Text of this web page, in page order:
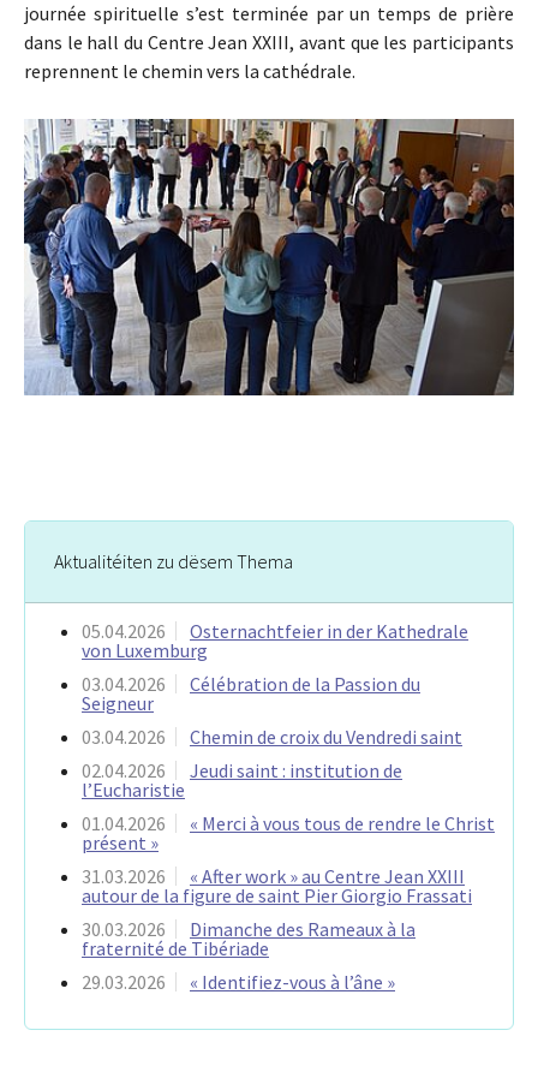
journée spirituelle s’est terminée par un temps de prière
dans le hall du Centre Jean XXIII, avant que les participants
reprennent le chemin vers la cathédrale.
Show larger version
Aktualitéiten zu dësem Thema
05.04.2026
Osternachtfeier in der Kathedrale
von Luxemburg
03.04.2026
Célébration de la Passion du
Seigneur
03.04.2026
Chemin de croix du Vendredi saint
02.04.2026
Jeudi saint : institution de
l’Eucharistie
01.04.2026
« Merci à vous tous de rendre le Christ
présent »
31.03.2026
« After work » au Centre Jean XXIII
autour de la figure de saint Pier Giorgio Frassati
30.03.2026
Dimanche des Rameaux à la
fraternité de Tibériade
29.03.2026
« Identifiez-vous à l’âne »